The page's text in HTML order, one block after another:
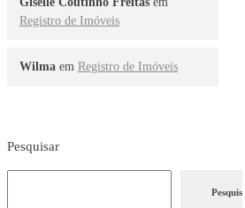
Registro de Imóveis
Wilma em Registro de Imóveis
Pesquisar